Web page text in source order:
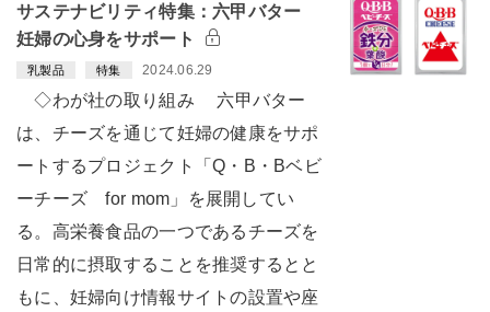
サステナビリティ特集：六甲バター
妊婦の心身をサポート
乳製品 特集 2024.06.29
◇わが社の取り組み 六甲バター
は、チーズを通じて妊婦の健康をサポ
ートするプロジェクト「Q・B・Bベビ
ーチーズ for mom」を展開してい
る。高栄養食品の一つであるチーズを
日常的に摂取することを推奨するとと
もに、妊婦向け情報サイトの設置や座